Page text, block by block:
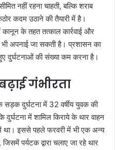
नहीं रहना चाहती, बल्कि शराब
कदम उठाने की तैयारी में है।
के तहत तत्काल कार्रवाई और
भी अपनाई जा सकती है। प्रशासन का
दुर्घटनाओं की संख्या कम करना है।
गंभीरता
सड़क दुर्घटना में 32 वर्षीय युवक की
में शामिल किराये के थार वाहन
इससे पहले फरवरी में भी एक अन्य
पर्यटक द्वारा चलाए जा रहे थार